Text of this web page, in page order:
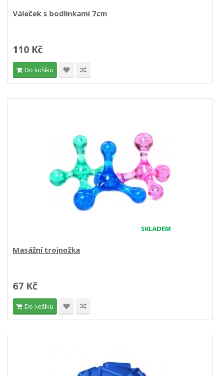
Váleček s bodlinkami 7cm
110 Kč
Do košíku
SKLADEM
Masážní trojnožka
67 Kč
Do košíku